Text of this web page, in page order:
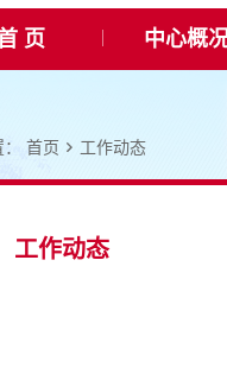
页 中心概
首页 工作动态
工作动态